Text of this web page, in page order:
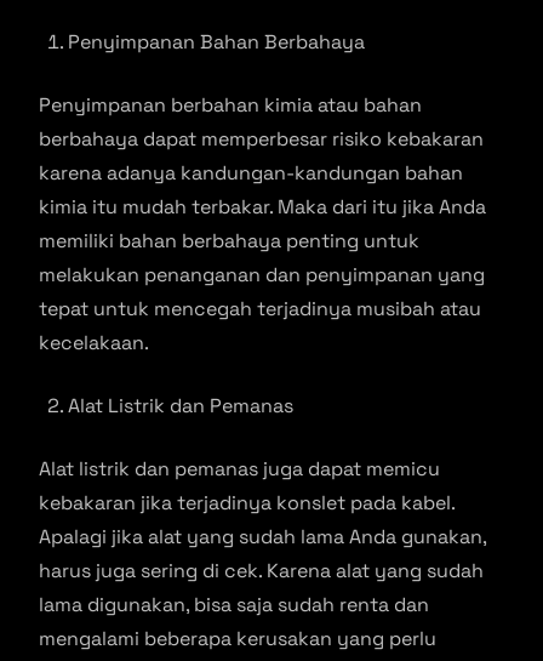
Penyimpanan Bahan Berbahaya
Penyimpanan berbahan kimia atau bahan
berbahaya dapat memperbesar risiko kebakaran
karena adanya kandungan-kandungan bahan
kimia itu mudah terbakar. Maka dari itu jika Anda
memiliki bahan berbahaya penting untuk
melakukan penanganan dan penyimpanan yang
tepat untuk mencegah terjadinya musibah atau
kecelakaan.
Alat Listrik dan Pemanas
Alat listrik dan pemanas juga dapat memicu
kebakaran jika terjadinya konslet pada kabel.
Apalagi jika alat yang sudah lama Anda gunakan,
harus juga sering di cek. Karena alat yang sudah
lama digunakan, bisa saja sudah renta dan
mengalami beberapa kerusakan yang perlu